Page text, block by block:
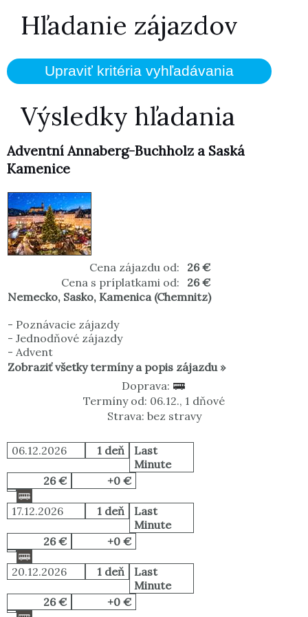
Hľadanie zájazdov
Výsledky hľadania
Adventní Annaberg-Buchholz a Saská
Kamenice
Cena zájazdu od:
26 €
Cena s príplatkami od:
26 €
Nemecko, Sasko, Kamenica (Chemnitz)
- Poznávacie zájazdy
- Jednodňové zájazdy
- Advent
Zobraziť všetky termíny a popis zájazdu »
Doprava:
Termíny od: 06.12., 1 dňové
Strava: bez stravy
06.12.2026 1 deň
Last
Minute
26 €
+0 €
17.12.2026 1 deň
Last
Minute
26 €
+0 €
20.12.2026 1 deň
Last
Minute
26 €
+0 €